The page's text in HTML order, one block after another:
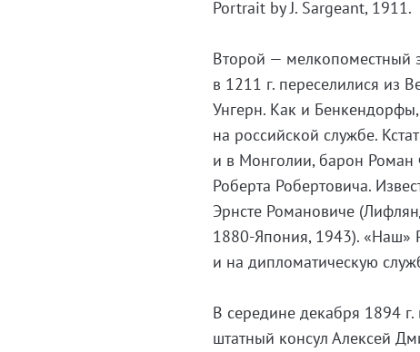
Portrait by J. Sargeant, 1911.
Второй — мелкопоместный
в 1211 г. переселилися из
Унгерн. Как и
на российской службе.
и в Монголии, барон
Роберта Робертовича.
Эрнсте Романовиче
1880-Япония, 1943). «Наш»
и на дипломатическую
В середине декабря 1894
штатный консул Алексей